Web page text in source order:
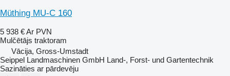
Müthing MU-C 160
5 938 €Ar PVN
Mulčētājs traktoram
Vācija, Gross-Umstadt
Seippel Landmaschinen GmbH Land-, Forst- und Gartentechnik
Sazināties ar pārdevēju